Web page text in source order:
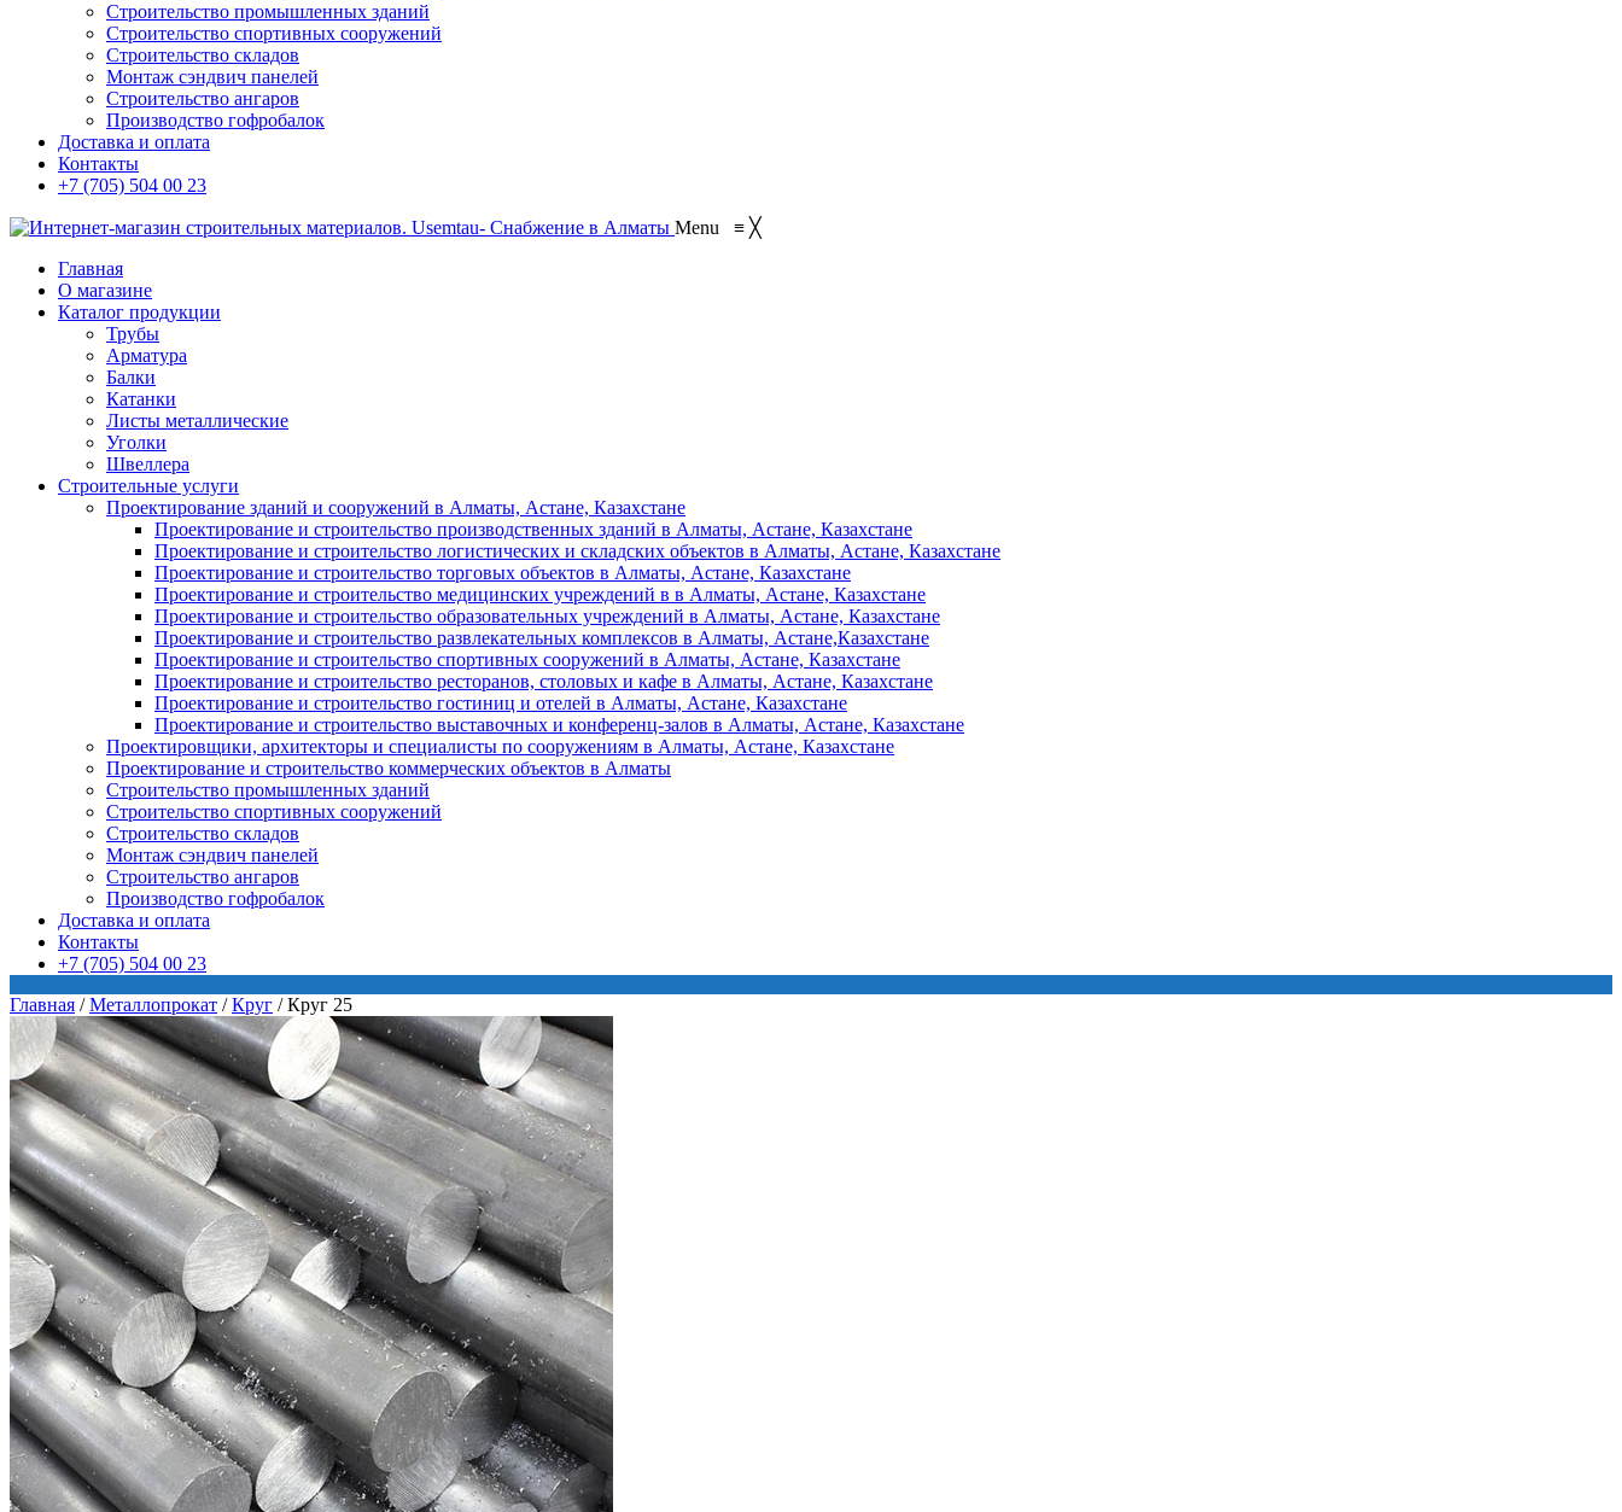
Строительство промышленных зданий
Строительство спортивных сооружений
Строительство складов
Монтаж сэндвич панелей
Строительство ангаров
Производство гофробалок
Доставка и оплата
Контакты
+7 (705) 504 00 23
Menu ≡ ╳
Главная
О магазине
Каталог продукции
Трубы
Арматура
Балки
Катанки
Листы металлические
Уголки
Швеллера
Строительные услуги
Проектирование зданий и сооружений в Алматы, Астане, Казахстане
Проектирование и строительство производственных зданий в Алматы, Астане, Казахстане
Проектирование и строительство логистических и складских объектов в Алматы, Астане, Казахстане
Проектирование и строительство торговых объектов в Алматы, Астане, Казахстане
Проектирование и строительство медицинских учреждений в в Алматы, Астане, Казахстане
Проектирование и строительство образовательных учреждений в Алматы, Астане, Казахстане
Проектирование и строительство развлекательных комплексов в Алматы, Астане,Казахстане
Проектирование и строительство спортивных сооружений в Алматы, Астане, Казахстане
Проектирование и строительство ресторанов, столовых и кафе в Алматы, Астане, Казахстане
Проектирование и строительство гостиниц и отелей в Алматы, Астане, Казахстане
Проектирование и строительство выставочных и конференц-залов в Алматы, Астане, Казахстане
Проектировщики, архитекторы и специалисты по сооружениям в Алматы, Астане, Казахстане
Проектирование и строительство коммерческих объектов в Алматы
Строительство промышленных зданий
Строительство спортивных сооружений
Строительство складов
Монтаж сэндвич панелей
Строительство ангаров
Производство гофробалок
Доставка и оплата
Контакты
+7 (705) 504 00 23
Главная / Металлопрокат / Круг /Круг 25